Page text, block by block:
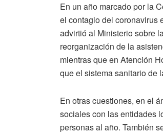
En un año marcado por la
el contagio del coronavirus
advirtió al Ministerio sobre
reorganización de la
mientras que en Atención
que el sistema sanitario de
En otras cuestiones, en el
sociales con las entidades
personas al año. También